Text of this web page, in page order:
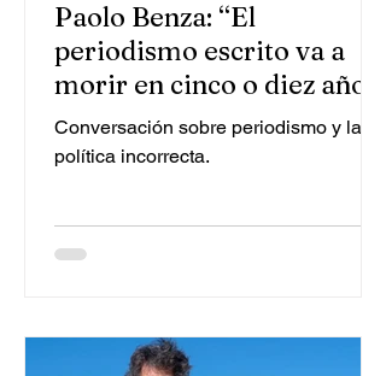
Paolo Benza: “El
periodismo escrito va a
morir en cinco o diez años”
Conversación sobre periodismo y la
política incorrecta.